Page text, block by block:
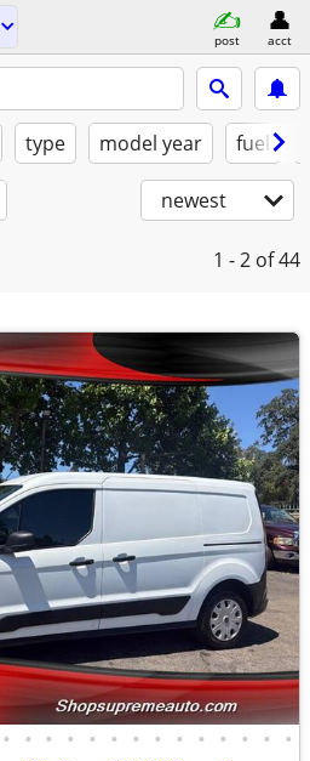
post acct
type model year fuel
newest
1 - 2 of 44
• • • • • • • • • • • • • •